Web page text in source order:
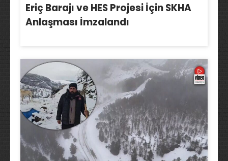
Eriç Barajı ve HES Projesi İçin SKHA
Anlaşması İmzalandı